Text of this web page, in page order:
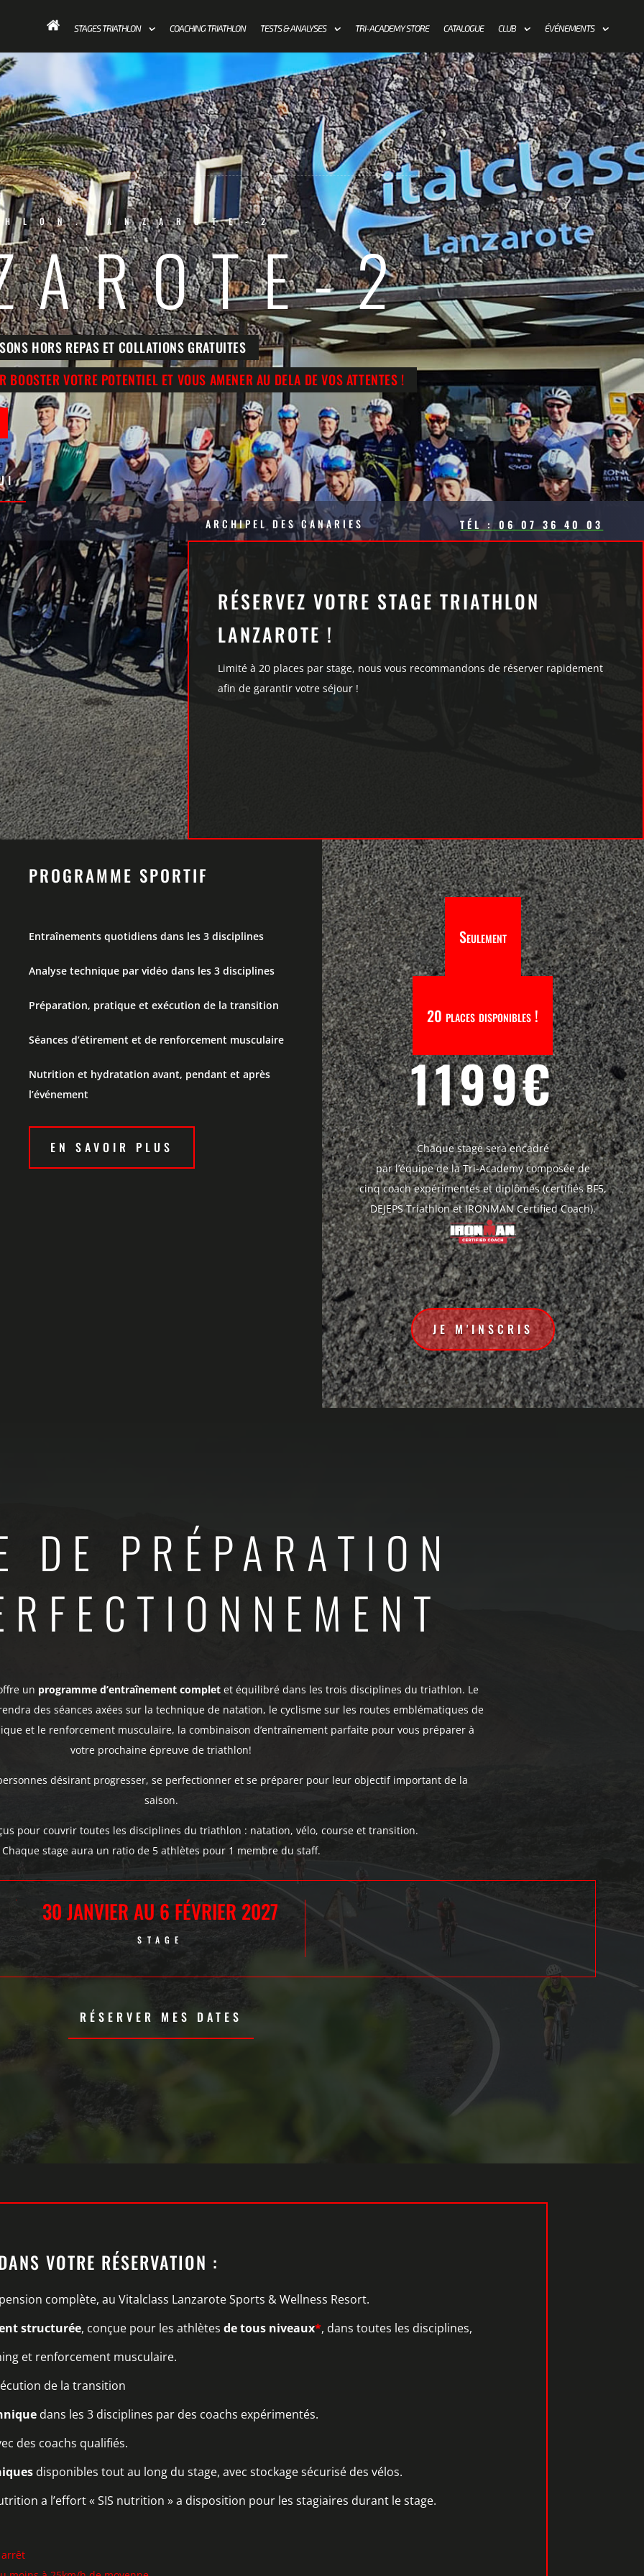
STAGES TRIATHLON COACHING TRIATHLON TESTS & ANALYSES TRI-ACADEMY STORE CATALOGUE CLUB ÉVÉNEMENTS
STAGE
2
2
HORS REPAS ET COLLATIONS GRATUITES
BOOSTER VOTRE POTENTIEL ET VOUS AMENER AU DELA DE VOS ATTENTES !
ARCHIPEL DES CANARIES TÉL : 06 07 36 40 03
RÉSERVEZ VOTRE STAGE TRIATHLON
LANZAROTE !
Limité à 20 places par stage, nous vous recommandons de réserver rapidement
afin de garantir votre séjour !
PROGRAMME SPORTIF
Entraînements quotidiens dans les 3 disciplines
Analyse technique par vidéo dans les 3 disciplines
Préparation, pratique et exécution de la transition
Séances d’étirement et de renforcement musculaire
Nutrition et hydratation avant, pendant et après
l’événement
EN SAVOIR PLUS
Seulement
20 places disponibles !
1199€
Chaque stage sera encadré
par l’équipe de la Tri-Academy composée de
cinq coach expérimentés et diplômés (certifiés BF5,
DEJEPS Triathlon et IRONMAN Certified Coach).
JE M'INSCRIS
DE PRÉPARATION
un programme d’entraînement complet et équilibré dans les trois disciplines du triathlon. Le
des séances axées sur la technique de natation, le cyclisme sur les routes emblématiques de
et le renforcement musculaire, la combinaison d’entraînement parfaite pour vous préparer à
votre prochaine épreuve de triathlon!
désirant progresser, se perfectionner et se préparer pour leur objectif important de la
saison.
pour couvrir toutes les disciplines du triathlon : natation, vélo, course et transition.
Chaque stage aura un ratio de 5 athlètes pour 1 membre du staff.
30 JANVIER AU 6 FÉVRIER 2027
STAGE
RÉSERVER MES DATES
VOTRE RÉSERVATION :
complète, au Vitalclass Lanzarote Sports & Wellness Resort.
structurée, conçue pour les athlètes de tous niveaux*, dans toutes les disciplines,
et renforcement musculaire.
de la transition
dans les 3 disciplines par des coachs expérimentés.
des coachs qualifiés.
disponibles tout au long du stage, avec stockage sécurisé des vélos.
a l’effort « SIS nutrition » a disposition pour les stagiaires durant le stage.
arrêt